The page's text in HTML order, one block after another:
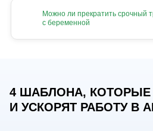
Можно ли прекратить срочный
с беременной
4 ШАБЛОНА, КОТОРЫЕ
И УСКОРЯТ РАБОТУ В